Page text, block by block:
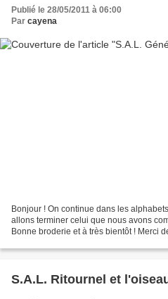
Publié le 28/05/2011 à 06:00
Par cayena
Bonjour ! On continue dans les
allons terminer celui que nous avons
Bonne broderie et à très bientôt ! Merci
S.A.L. Ritournel et